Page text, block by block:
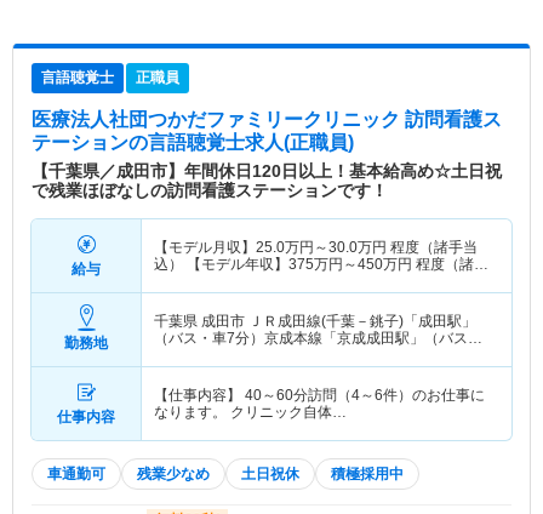
言語聴覚士 正職員
医療法人社団つかだファミリークリニック 訪問看護ス
テーションの言語聴覚士求人(正職員)
【千葉県／成田市】年間休日120日以上！基本給高め☆土日祝
で残業ほぼなしの訪問看護ステーションです！
給与
【モデル月収】 25.0万円～30.0万円 程度（諸手当
込） 【モデル年収】 375万円～450万円 程度（諸手
勤務地
千葉県 成田市 ＪＲ成田線(千葉－銚子)「成田駅」
（バス・車7分）京成本線「京成成田駅」（バス・
仕事内容
【仕事内容】 40～60分訪問（4～6件）のお仕事に
なります。 クリニック自体…
車通勤可 残業少なめ 土日祝休 積極採用中